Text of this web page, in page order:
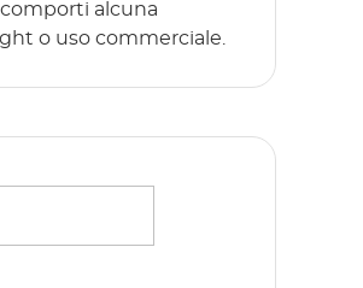
alcuna
o uso commerciale.